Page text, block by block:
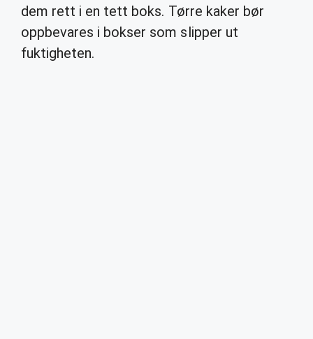
dem rett i en tett boks. Tørre kaker bør
oppbevares i bokser som slipper ut
fuktigheten.